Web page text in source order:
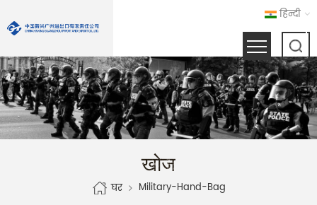
हिन्दी
खोज
घर Military-Hand-Bag